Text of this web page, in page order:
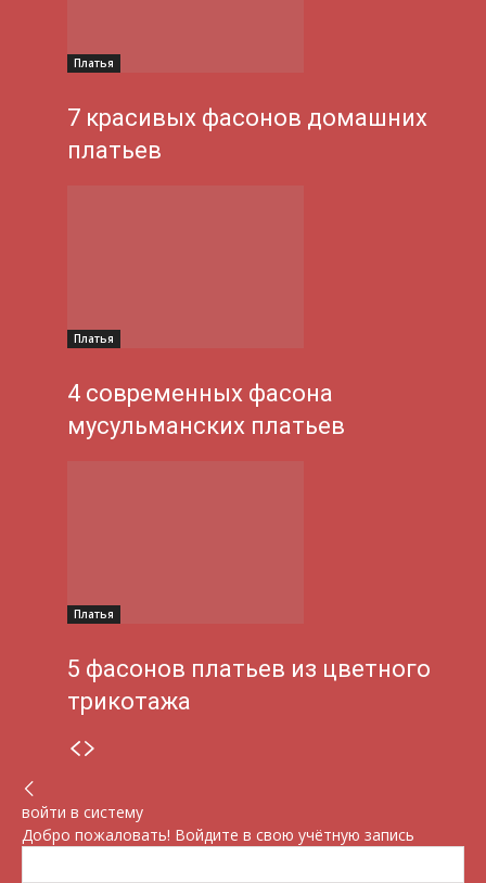
Платья
7 красивых фасонов домашних
платьев
Платья
4 современных фасона
мусульманских платьев
Платья
5 фасонов платьев из цветного
трикотажа
войти в систему
Добро пожаловать! Войдите в свою учётную запись